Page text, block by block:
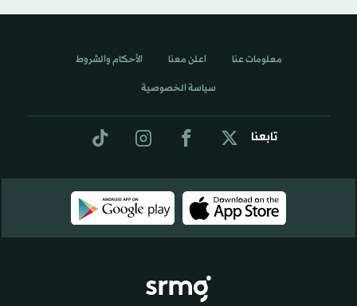
تابعنا
معلومات عنا اعلن معنا الأحكام والشروط
سياسة الخصوصية